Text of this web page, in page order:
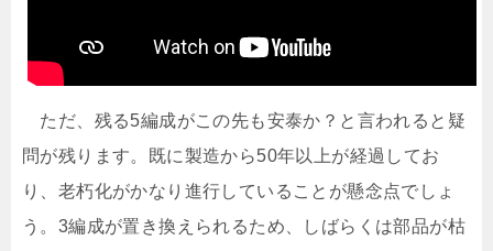
ただ、残る5編成がこの先も安泰か？と言われると疑
問が残ります。既に製造から50年以上が経過してお
り、老朽化がかなり進行していることが懸念点でしょ
う。3編成が置き換えられるため、しばらくは部品が枯